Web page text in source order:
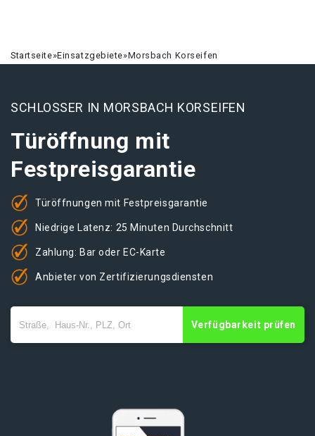
Startseite»Einsatzgebiete»Morsbach Korseifen
SCHLOSSER IN MORSBACH KORSEIFEN
Türöffnung mit
Festpreisgarantie
Türöffnungen mit Festpreisgarantie
Niedrige Latenz: 25 Minuten Durchschnitt
Zahlung: Bar oder EC-Karte
Anbieter von Zertifizierungsdiensten
Verfügbarkeit prüfen